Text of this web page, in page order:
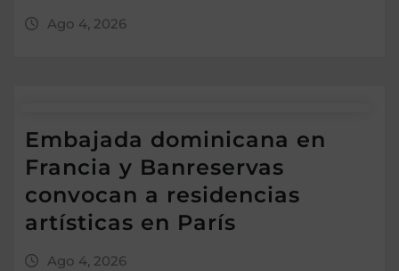
Ago 4, 2026
Embajada dominicana en
Francia y Banreservas
convocan a residencias
artísticas en París
Ago 4, 2026